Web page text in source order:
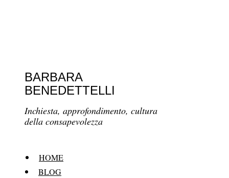
BARBARA
BENEDETTELLI
Inchiesta, approfondimento, cultura
della consapevolezza
HOME
BLOG